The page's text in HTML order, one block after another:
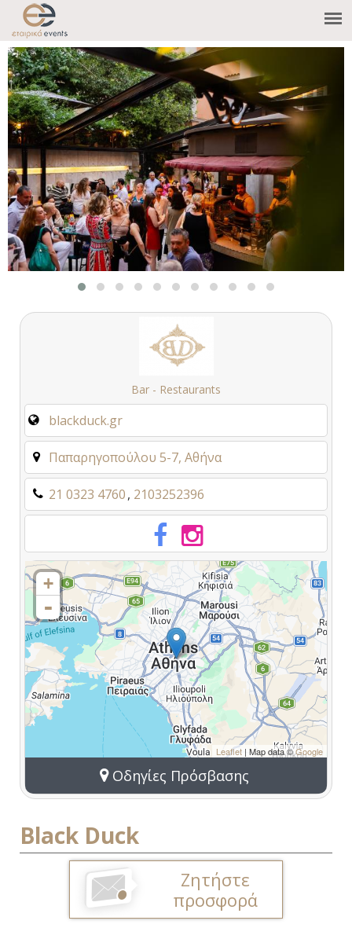
Bar - Restaurants
blackduck.gr
Παπαρηγοπούλου 5-7, Αθήνα
21 0323 4760 2103252396
+
-
Leaflet | Map data ©Google
Οδηγίες Πρόσβασης
Black Duck
Ζητήστε
προσφορά